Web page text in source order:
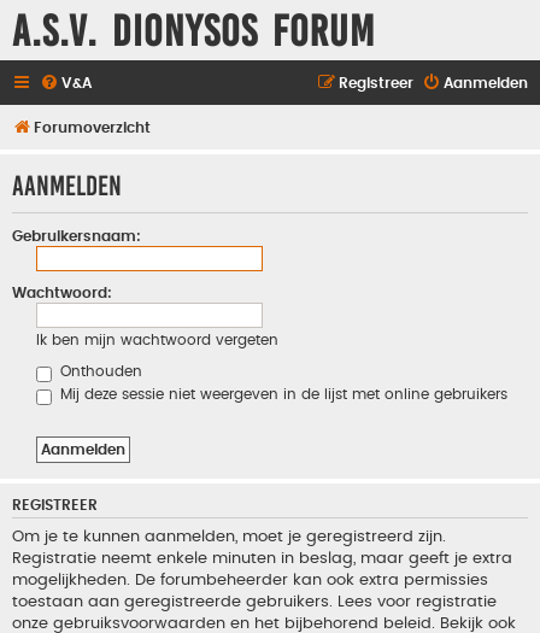
A.S.V. Dionysos Forum
V&A Aanmelden
Registreer
Forumoverzicht
Aanmelden
Gebruikersnaam:
Wachtwoord:
Ik ben mijn wachtwoord vergeten
Onthouden
Mij deze sessie niet weergeven in de lijst met online gebruikers
REGISTREER
Om je te kunnen aanmelden, moet je geregistreerd zijn.
Registratie neemt enkele minuten in beslag, maar geeft je extra
mogelijkheden. De forumbeheerder kan ook extra permissies
toestaan aan geregistreerde gebruikers. Lees voor registratie
onze gebruiksvoorwaarden en het bijbehorend beleid. Bekijk ook